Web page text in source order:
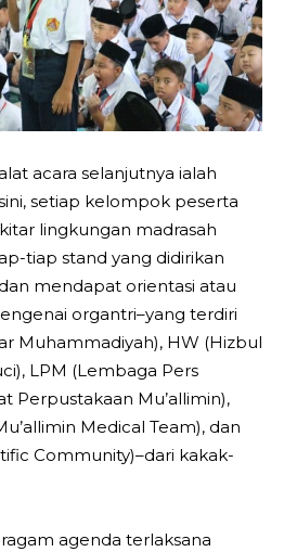
acara selanjutnya ialah
setiap kelompok peserta
lingkungan madrasah
tiap stand yang didirikan
mendapat orientasi atau
organtri–yang terdiri
Muhammadiyah), HW (Hizbul
LPM (Lembaga Pers
Perpustakaan Mu’allimin),
Medical Team), dan
Community)–dari kakak-
agenda terlaksana